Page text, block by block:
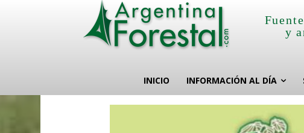
y
INICIO INFORMACIÓN AL DÍA